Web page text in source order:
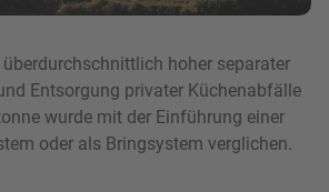
hoher separater
Entsorgung privater Küchenabfälle
wurde mit der Einführung einer
oder als Bringsystem verglichen.